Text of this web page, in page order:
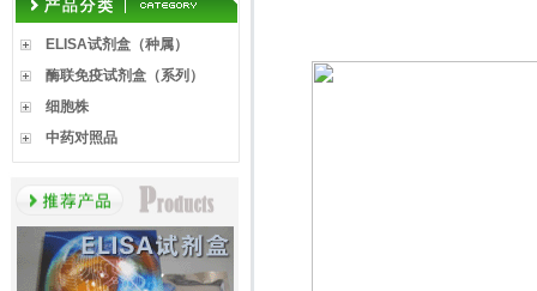
ELISA试剂盒（种属）
酶联免疫试剂盒（系列）
细胞株
中药对照品